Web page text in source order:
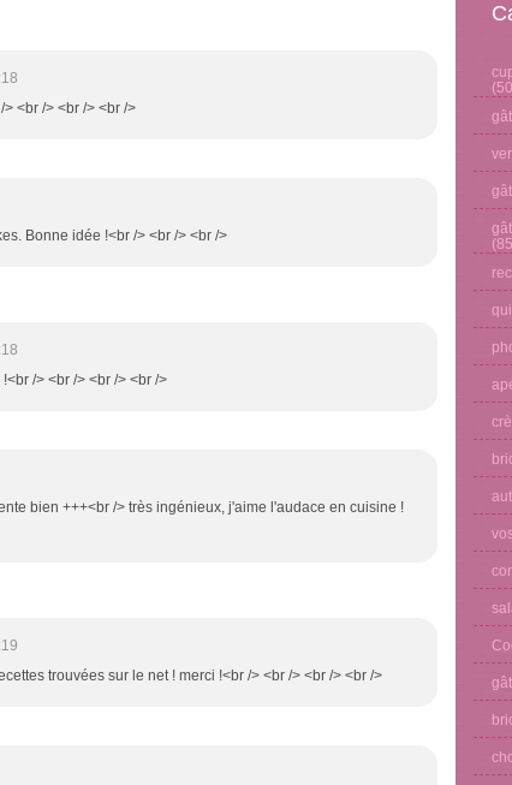
<br /> <br /> <br />
Bonne idée !<br /> <br /> <br />
/> <br /> <br /> <br />
bien +++<br /> très ingénieux, j'aime l'audace en cuisine !
trouvées sur le net ! merci !<br /> <br /> <br /> <br />